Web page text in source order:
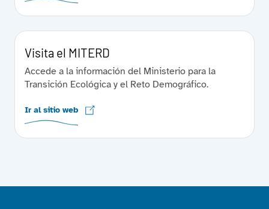
Visita el MITERD
Accede a la información del Ministerio para la
Transición Ecológica y el Reto Demográfico.
Ir al sitio web